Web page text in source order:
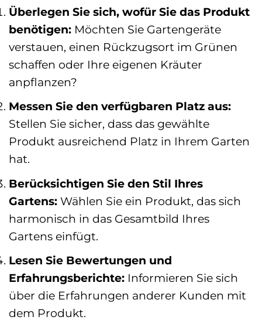
Überlegen Sie sich, wofür Sie das Produkt
benötigen: Möchten Sie Gartengeräte
verstauen, einen Rückzugsort im Grünen
schaffen oder Ihre eigenen Kräuter
anpflanzen?
Messen Sie den verfügbaren Platz aus:
Stellen Sie sicher, dass das gewählte
Produkt ausreichend Platz in Ihrem Garten
hat.
Berücksichtigen Sie den Stil Ihres
Gartens: Wählen Sie ein Produkt, das sich
harmonisch in das Gesamtbild Ihres
Gartens einfügt.
Lesen Sie Bewertungen und
Erfahrungsberichte: Informieren Sie sich
über die Erfahrungen anderer Kunden mit
dem Produkt.